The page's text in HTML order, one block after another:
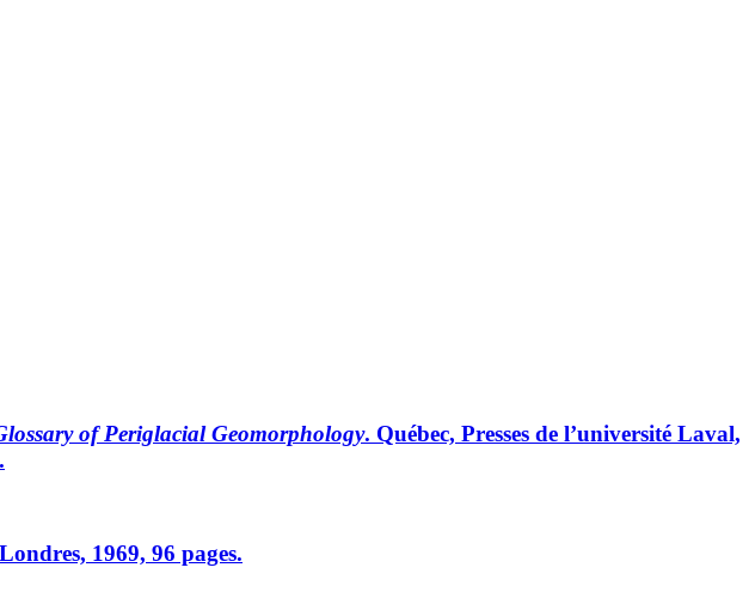
of Periglacial Geomorphology. Québec, Presses de l’université Laval,
1969, 96 pages.